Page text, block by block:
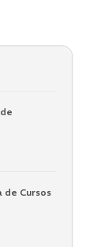
de Cursos